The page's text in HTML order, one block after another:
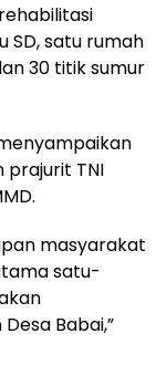
SD, satu rumah
30 titik sumur
prajurit TNI
masyarakat
satu-
Babai,”